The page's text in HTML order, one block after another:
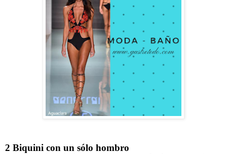
2 Biquini con un sólo hombro